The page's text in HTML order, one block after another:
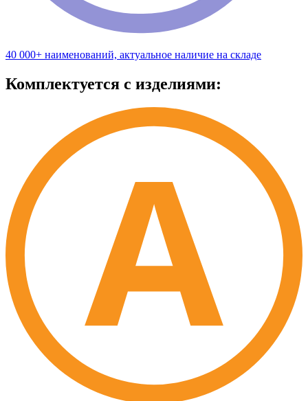
40 000+ наименований, актуальное наличие на складе
Комплектуется с изделиями: